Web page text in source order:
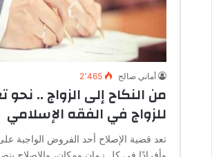
أماني صالح 2٬465
من النكاح إلى الزواج ..
للزواج في الفقه الإسلامي
تعد قضية الإصلاح أحد الفروض الواجبة
وأفرادًا في كل زمان ومكان، والإصلاح